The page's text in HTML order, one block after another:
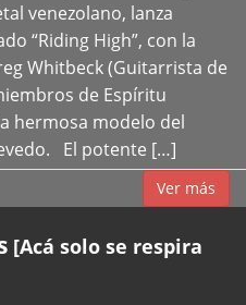
venezolano, lanza
“Riding High”, con la
Whitbeck (Guitarrista de
de Espíritu
hermosa modelo del
El potente […]
Ver más
[Acá solo se respira